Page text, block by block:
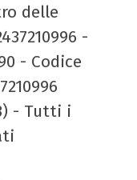
delle
-
- Codice
- Tutti i